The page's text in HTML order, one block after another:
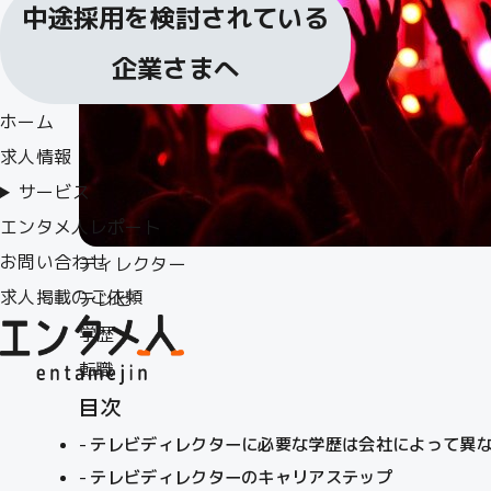
中途採用を検討されている
企業さまへ
ホーム
求人情報
サービス
エンタメ人レポート
お問い合わせ
求人掲載のご依頼
ディレクター
テレビ
学歴
転職
目次
テレビディレクターに必要な学歴は会社によって異
テレビディレクターのキャリアステップ